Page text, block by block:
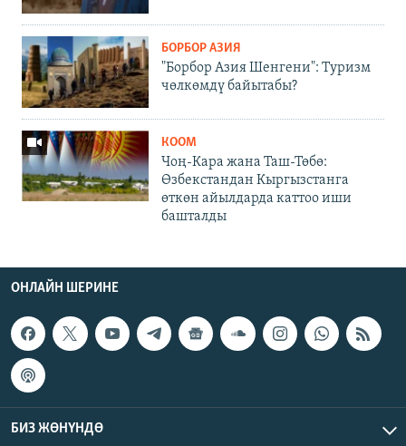
БОРБОР АЗИЯ
"Борбор Азия Шенгени": Туризм
чөлкөмдү байытабы?
КООМ
Чоң-Кара жана Таш-Төбө:
Өзбекстандан Кыргызстанга
өткөн айылдарда каттоо иши
башталды
ОНЛАЙН ШЕРИНЕ
БИЗ ЖӨНҮНДӨ